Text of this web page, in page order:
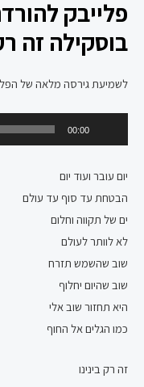
פלייבק
בוסקילה זה
לשמיעת גירסה מלאה של
אודיו
00:00
יום עובר ועוד יום
הבטחת עד סוף עד עולם
ים של תקווה וחלום
לא לוותר לעולם
שוב שהשמש תזרח
שוב שהיום יחלוף
היא תחזור שוב אלי
כמו הגלים אל החוף
זה רק בינינו